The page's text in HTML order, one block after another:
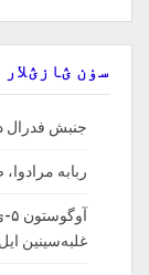
سۏن ؽازؽلار
جنبش فدرال
ربابه
غلبه‌سینین